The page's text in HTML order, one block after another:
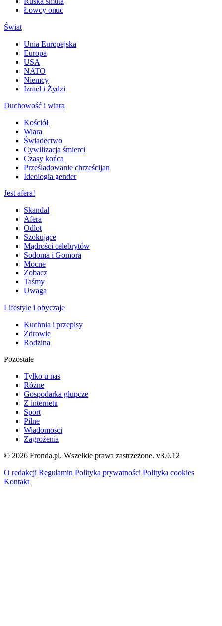
Łowcy onuc
Świat
Unia Europejska
Europa
USA
NATO
Niemcy
Izrael i Żydzi
Duchowość i wiara
Kościół
Wiara
Świadectwo
Cywilizacja śmierci
Czasy końca
Prześladowanie chrześcijan
Ideologia gender
Jest afera!
Skandal
Afera
Odlot
Szokujące
Mądrości celebrytów
Sodoma i Gomora
Mocne
Zobacz
Taśmy
Uwaga
Lifestyle i obyczaje
Kuchnia i przepisy
Zdrowie
Rodzina
Pozostałe
Tylko u nas
Różne
Gospodarka głupcze
Z internetu
Sport
Pilne
Wiadomości
Zagrożenia
© 2026 Fronda.pl. Wszelkie prawa zastrzeżone. v3.0.12
O redakcji Regulamin Polityka prywatności Polityka cookies
Kontakt